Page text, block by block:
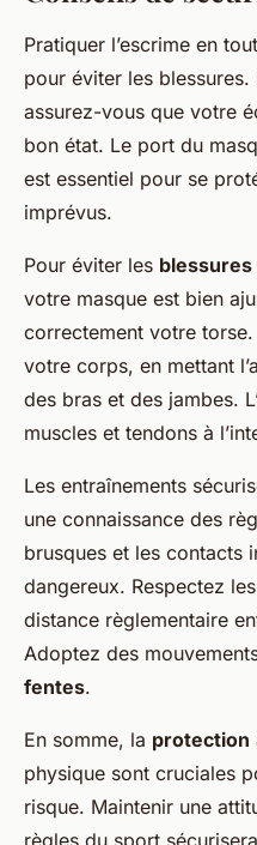
Pratiquer l’escrime en
pour éviter les blessures.
assurez-vous que votre
bon état. Le port du
est essentiel pour se
imprévus.
Pour éviter les
votre masque est bien
correctement votre torse.
votre corps, en mettant
des bras et des jambes.
muscles et tendons à
Les entraînements
une connaissance des
brusques et les contacts
dangereux. Respectez
distance règlementaire
Adoptez des
fentes.
En somme, la protection
physique sont cruciales
risque. Maintenir une